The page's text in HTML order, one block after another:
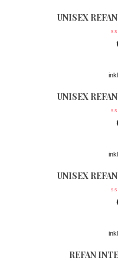
UNISEX
UNISEX
UNISEX
REFAN